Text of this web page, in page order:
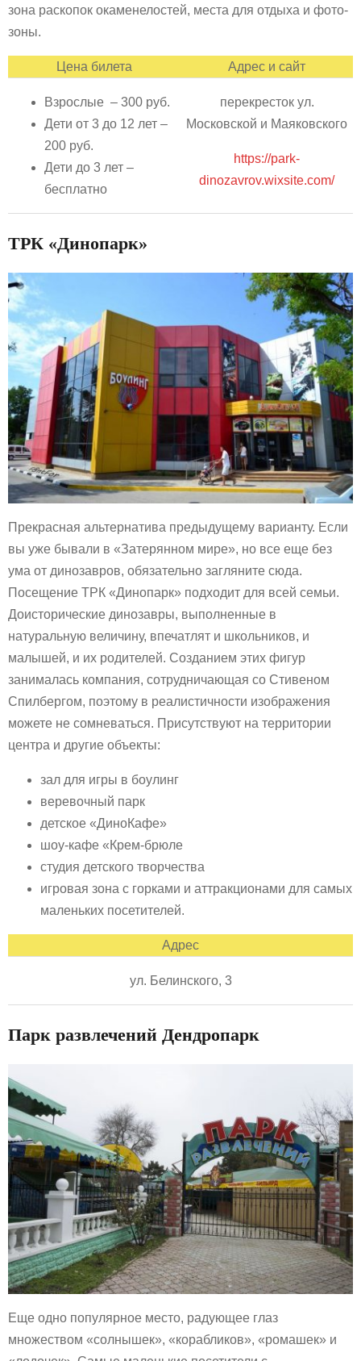
зона раскопок окаменелостей, места для отдыха и фото-
зоны.
Цена билета Адрес и сайт
Взрослые – 300 руб.
Дети от 3 до 12 лет –
200 руб.
Дети до 3 лет –
бесплатно
перекресток ул.
Московской и Маяковского
https://park-
dinozavrov.wixsite.com/
ТРК «Динопарк»
Прекрасная альтернатива предыдущему варианту. Если
вы уже бывали в «Затерянном мире», но все еще без
ума от динозавров, обязательно загляните сюда.
Посещение ТРК «Динопарк» подходит для всей семьи.
Доисторические динозавры, выполненные в
натуральную величину, впечатлят и школьников, и
малышей, и их родителей. Созданием этих фигур
занималась компания, сотрудничающая со Стивеном
Спилбергом, поэтому в реалистичности изображения
можете не сомневаться. Присутствуют на территории
центра и другие объекты:
зал для игры в боулинг
веревочный парк
детское «ДиноКафе»
шоу-кафе «Крем-брюле
студия детского творчества
игровая зона с горками и аттракционами для самых
маленьких посетителей.
Адрес
ул. Белинского, 3
Парк развлечений Дендропарк
Еще одно популярное место, радующее глаз
множеством «солнышек», «корабликов», «ромашек» и